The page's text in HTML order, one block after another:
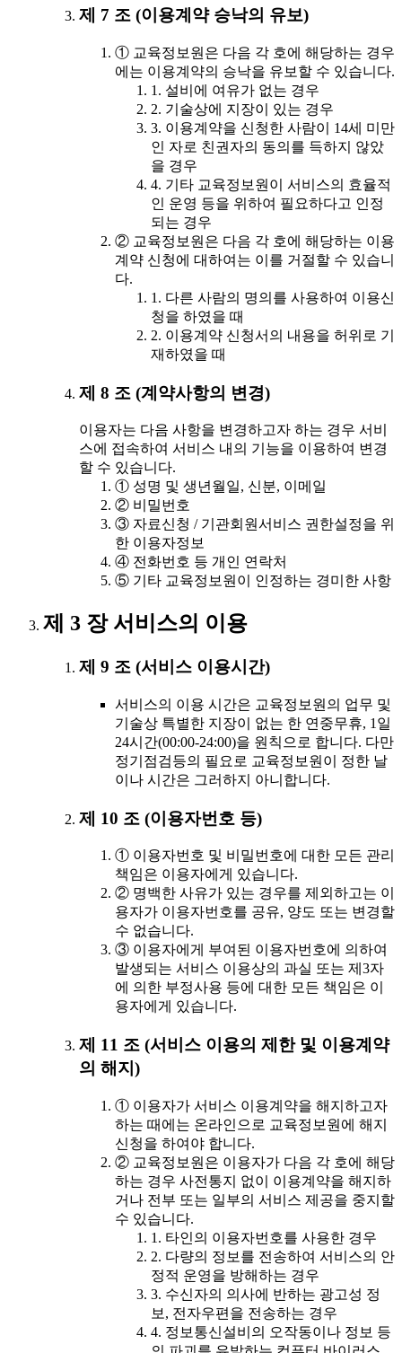
제 7 조 (이용계약 승낙의 유보)
① 교육정보원은 다음 각 호에 해당하는 경우
에는 이용계약의 승낙을 유보할 수 있습니다.
1. 설비에 여유가 없는 경우
2. 기술상에 지장이 있는 경우
3. 이용계약을 신청한 사람이 14세 미만
인 자로 친권자의 동의를 득하지 않았
을 경우
4. 기타 교육정보원이 서비스의 효율적
인 운영 등을 위하여 필요하다고 인정
되는 경우
② 교육정보원은 다음 각 호에 해당하는 이용
계약 신청에 대하여는 이를 거절할 수 있습니
다.
1. 다른 사람의 명의를 사용하여 이용신
청을 하였을 때
2. 이용계약 신청서의 내용을 허위로 기
재하였을 때
제 8 조 (계약사항의 변경)
이용자는 다음 사항을 변경하고자 하는 경우 서비
스에 접속하여 서비스 내의 기능을 이용하여 변경
할 수 있습니다.
① 성명 및 생년월일, 신분, 이메일
② 비밀번호
③ 자료신청 / 기관회원서비스 권한설정을 위
한 이용자정보
④ 전화번호 등 개인 연락처
⑤ 기타 교육정보원이 인정하는 경미한 사항
제 3 장 서비스의 이용
제 9 조 (서비스 이용시간)
서비스의 이용 시간은 교육정보원의 업무 및
기술상 특별한 지장이 없는 한 연중무휴, 1일
24시간(00:00-24:00)을 원칙으로 합니다. 다만
정기점검등의 필요로 교육정보원이 정한 날
이나 시간은 그러하지 아니합니다.
제 10 조 (이용자번호 등)
① 이용자번호 및 비밀번호에 대한 모든 관리
책임은 이용자에게 있습니다.
② 명백한 사유가 있는 경우를 제외하고는 이
용자가 이용자번호를 공유, 양도 또는 변경할
수 없습니다.
③ 이용자에게 부여된 이용자번호에 의하여
발생되는 서비스 이용상의 과실 또는 제3자
에 의한 부정사용 등에 대한 모든 책임은 이
용자에게 있습니다.
제 11 조 (서비스 이용의 제한 및 이용계약
의 해지)
① 이용자가 서비스 이용계약을 해지하고자
하는 때에는 온라인으로 교육정보원에 해지
신청을 하여야 합니다.
② 교육정보원은 이용자가 다음 각 호에 해당
하는 경우 사전통지 없이 이용계약을 해지하
거나 전부 또는 일부의 서비스 제공을 중지할
수 있습니다.
1. 타인의 이용자번호를 사용한 경우
2. 다량의 정보를 전송하여 서비스의 안
정적 운영을 방해하는 경우
3. 수신자의 의사에 반하는 광고성 정
보, 전자우편을 전송하는 경우
4. 정보통신설비의 오작동이나 정보 등